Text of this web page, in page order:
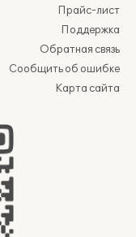
Прайс-лист
Поддержка
Обратная связь
Сообщить об ошибке
Карта сайта